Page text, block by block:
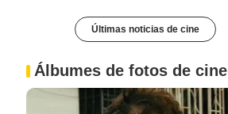
Últimas noticias de cine
Álbumes de fotos de cine